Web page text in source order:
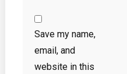
Save my name,
email, and
website in this